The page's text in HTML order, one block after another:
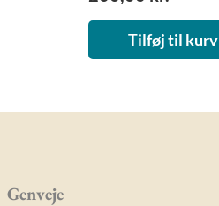
Tilføj til kurv
Genveje